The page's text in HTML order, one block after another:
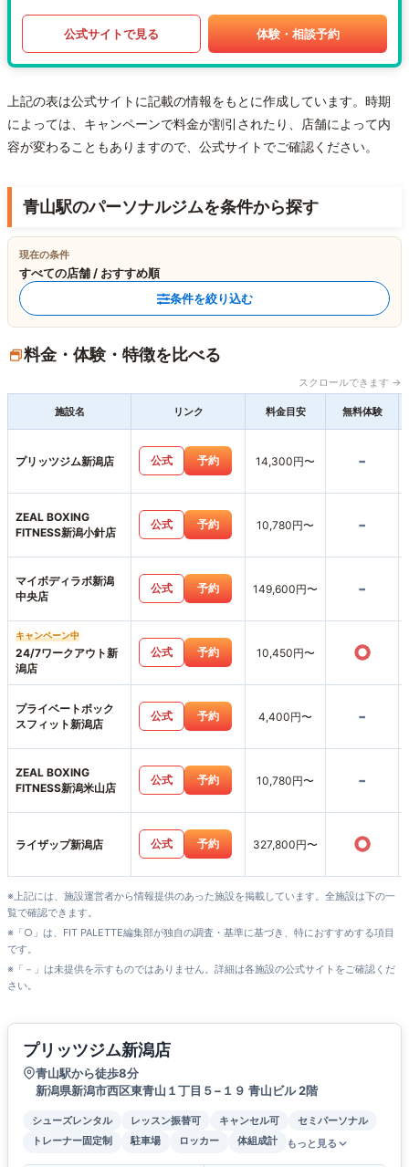
公式サイトで見る 体験・相談予約
上記の表は公式サイトに記載の情報をもとに作成しています。時期
によっては、キャンペーンで料金が割引されたり、店舗によって内
容が変わることもありますので、公式サイトでご確認ください。
青山駅のパーソナルジムを条件から探す
現在の条件
すべての店舗 / おすすめ順
条件を絞り込む
料金・体験・特徴を比べる
スクロールできます →
施設名 リンク 料金目安 無料体験
プリッツジム新潟店 公式 予約 14,300円〜 -
ZEAL BOXING
FITNESS新潟小針店
公式 予約 10,780円〜 -
マイボディラボ新潟
中央店
公式 予約 149,600円〜 -
キャンペーン中
24/7ワークアウト新
潟店
公式 予約 10,450円〜 ○
プライベートボック
スフィット新潟店
公式 予約 4,400円〜 -
ZEAL BOXING
FITNESS新潟米山店
公式 予約 10,780円〜 -
ライザップ新潟店 公式 予約 327,800円〜 ○
※上記には、施設運営者から情報提供のあった施設を掲載しています。全施設は下の一
覧で確認できます。
※「○」は、FIT PALETTE編集部が独自の調査・基準に基づき、特におすすめする項目
です。
※「－」は未提供を示すものではありません。詳細は各施設の公式サイトをご確認くだ
さい。
プリッツジム新潟店
青山駅から徒歩8分
新潟県新潟市西区東青山１丁目５−１９ 青山ビル 2階
シューズレンタル レッスン振替可 キャンセル可
セミパーソナル
トレーナー固定制
駐車場 ロッカー 体組成計 もっと見る